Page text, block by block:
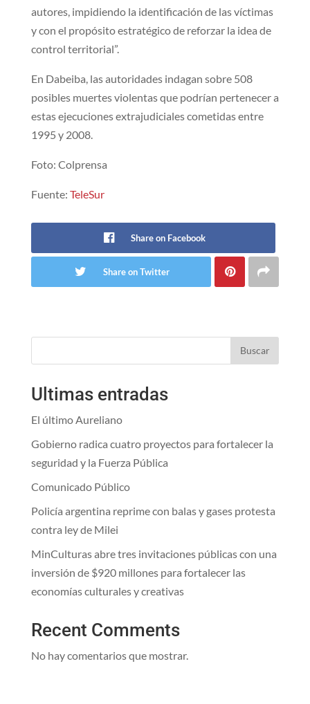
autores, impidiendo la identificación de las víctimas
y con el propósito estratégico de reforzar la idea de
control territorial”.
En Dabeiba, las autoridades indagan sobre 508
posibles muertes violentas que podrían pertenecer a
estas ejecuciones extrajudiciales cometidas entre
1995 y 2008.
Foto: Colprensa
Fuente: TeleSur
Share on Facebook
Share on Twitter
Buscar
Ultimas entradas
El último Aureliano
Gobierno radica cuatro proyectos para fortalecer la
seguridad y la Fuerza Pública
Comunicado Público
Policía argentina reprime con balas y gases protesta
contra ley de Milei
MinCulturas abre tres invitaciones públicas con una
inversión de $920 millones para fortalecer las
economías culturales y creativas
Recent Comments
No hay comentarios que mostrar.